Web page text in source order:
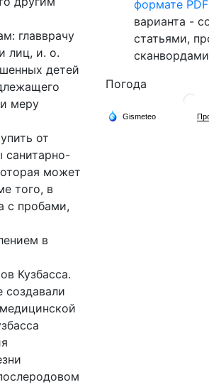
главврачу
лиц, и. о.
детей
меру
от
санитарно-
может
того, в
с пробами,
в
Кузбасса.
создавали
формате PDF
варианта -
статьями,
Погода